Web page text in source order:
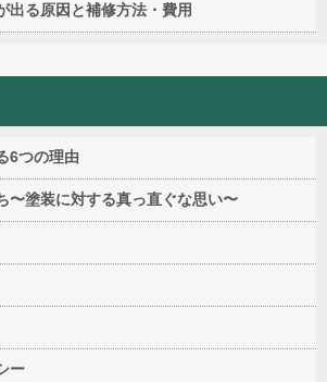
出る原因と補修方法・費用
6つの理由
〜塗装に対する真っ直ぐな思い〜
ー